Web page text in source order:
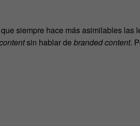
siempre hace más asimilables las
sin hablar de branded content.